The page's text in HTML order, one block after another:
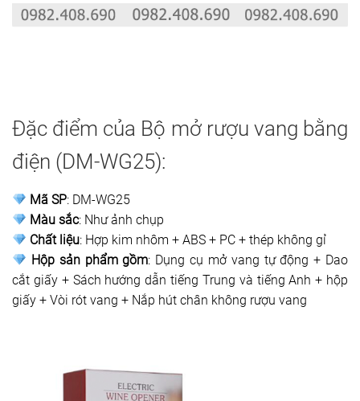
Đặc điểm của Bộ mở rượu vang bằng
điện (DM-WG25):
Mã SP: DM-WG25
Màu sắc: Như ảnh chụp
Chất liệu: Hợp kim nhôm + ABS + PC + thép không gỉ
Hộp sản phẩm gồm: Dụng cụ mở vang tự động + Dao
cắt giấy + Sách hướng dẫn tiếng Trung và tiếng Anh + hộp
giấy + Vòi rót vang + Nắp hút chân không rượu vang